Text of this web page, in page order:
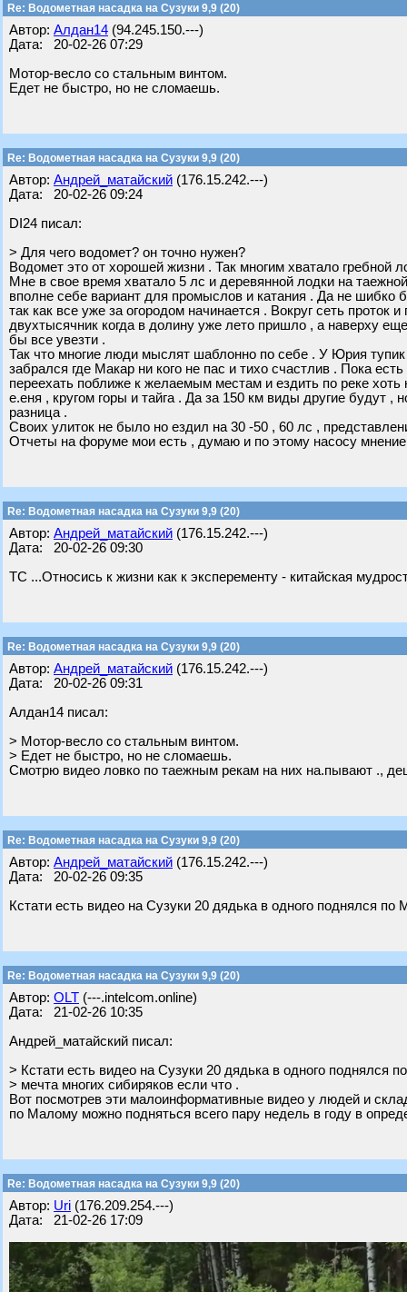
Re: Водометная насадка на Сузуки 9,9 (20)
Автор: Алдан14 (94.245.150.---)
Дата: 20-02-26 07:29
Мотор-весло со стальным винтом.
Едет не быстро, но не сломаешь.
Re: Водометная насадка на Сузуки 9,9 (20)
Автор: Андрей_матайский (176.15.242.---)
Дата: 20-02-26 09:24
DI24 писал:
> Для чего водомет? он точно нужен?
Водомет это от хорошей жизни . Так многим хватало гребной
Мне в свое время хватало 5 лс и деревянной лодки на
вполне себе вариант для промыслов и катания . Да не шибко
так как все уже за огородом начинается . Вокруг сеть проток
двухтысячник когда в долину уже лето пришло , а наверху
бы все увезти .
Так что многие люди мыслят шаблонно по себе . У Юрия
забрался где Макар ни кого не пас и тихо счастлив . Пока
переехать поближе к желаемым местам и ездить по реке
е.еня , кругом горы и тайга . Да за 150 км виды другие будут
разница .
Своих улиток не было но ездил на 30 -50 , 60 лс ,
Отчеты на форуме мои есть , думаю и по этому насосу
Re: Водометная насадка на Сузуки 9,9 (20)
Автор: Андрей_матайский (176.15.242.---)
Дата: 20-02-26 09:30
ТС ...Относись к жизни как к эксперементу - китайская
Re: Водометная насадка на Сузуки 9,9 (20)
Автор: Андрей_матайский (176.15.242.---)
Дата: 20-02-26 09:31
Алдан14 писал:
> Мотор-весло со стальным винтом.
> Едет не быстро, но не сломаешь.
Смотрю видео ловко по таежным рекам на них на.пывают .,
Re: Водометная насадка на Сузуки 9,9 (20)
Автор: Андрей_матайский (176.15.242.---)
Дата: 20-02-26 09:35
Кстати есть видео на Сузуки 20 дядька в одного поднялся
Re: Водометная насадка на Сузуки 9,9 (20)
Автор: OLT (---.intelcom.online)
Дата: 21-02-26 10:35
Андрей_матайский писал:
> Кстати есть видео на Сузуки 20 дядька в одного поднялся
> мечта многих сибиряков если что .
Вот посмотрев эти малоинформативные видео у людей и
по Малому можно подняться всего пару недель в году в
Re: Водометная насадка на Сузуки 9,9 (20)
Автор: Uri (176.209.254.---)
Дата: 21-02-26 17:09